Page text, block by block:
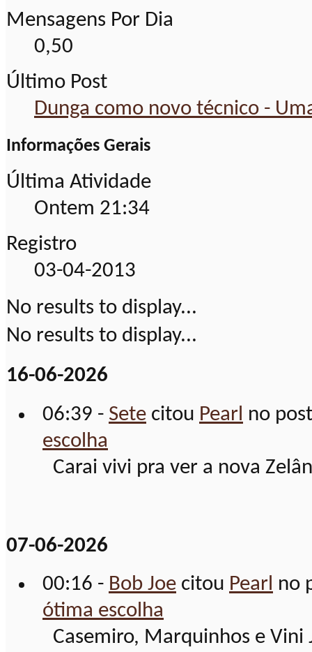
Mensagens Por Dia
0,50
Último Post
Dunga como novo técnico -
Informações Gerais
Última Atividade
Ontem 21:34
Registro
03-04-2013
No results to display...
No results to display...
16-06-2026
06:39 - Sete citou Pearl no
escolha
Carai vivi pra ver a nova
07-06-2026
00:16 - Bob Joe citou Pearl no
ótima escolha
Casemiro, Marquinhos e Vini